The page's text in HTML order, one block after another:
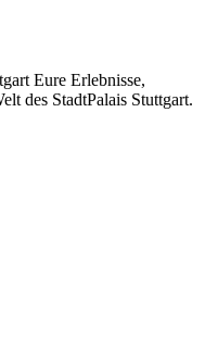
Eure Erlebnisse,
des StadtPalais Stuttgart.